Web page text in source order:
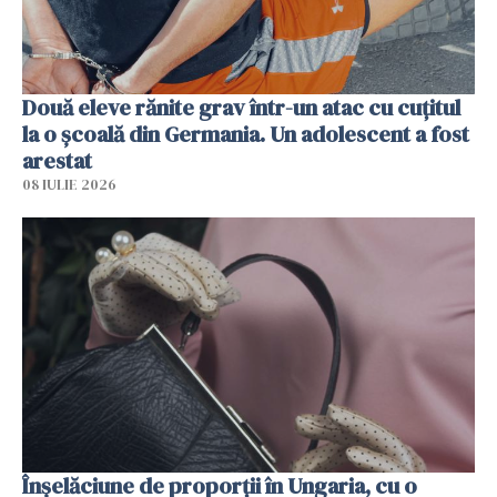
Două eleve rănite grav într-un atac cu cuțitul
la o școală din Germania. Un adolescent a fost
arestat
08 IULIE 2026
Înșelăciune de proporții în Ungaria, cu o